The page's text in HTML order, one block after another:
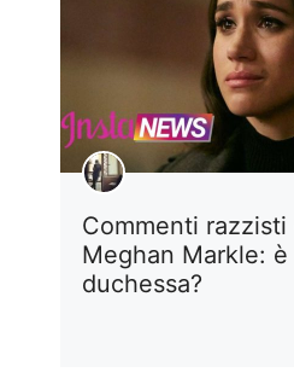
Commenti
Meghan Markle:
duchessa?